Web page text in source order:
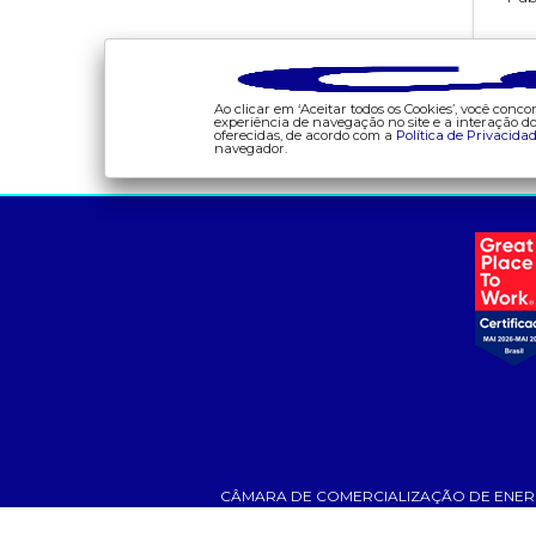
1de
- Relacionamento
CÂMARA DE COMERCIALIZAÇÃO DE
Ao clicar em ‘Aceitar todos os Cookies’, você
experiência de navegação no site e a interação
oferecidas, de acordo com a Política de
navegador.